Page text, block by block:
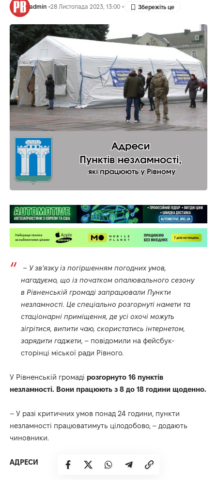
admin 28 Листопада 2023, 13:00
– У зв’язку із погіршенням погодних умов,
нагадуємо, що із початком опалювального сезону
в Рівненській громаді запрацювали Пункти
незламності. Це спеціально розгорнуті намети та
стаціонарні приміщення, де усі охочі можуть
зігрітися, випити чаю, скористатись інтернетом,
зарядити гаджети, – повідомили на фейсбук-
сторінці міської ради Рівного.
У Рівненській громаді розгорнуто 16 пунктів
незламності. Вони працюють з 8 до 18 години щоденно.
– У разі критичних умов понад 24 години, пункти
незламності працюватимуть цілодобово, – додають
чиновники.
АДРЕСИ